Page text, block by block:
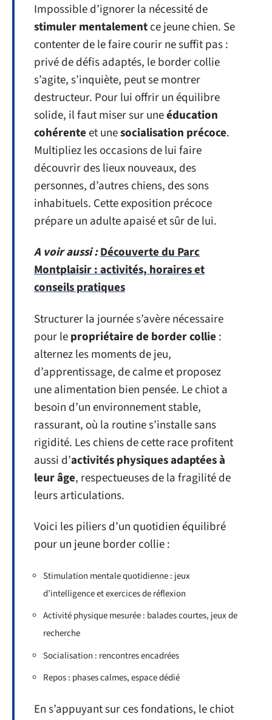
Impossible d’ignorer la nécessité de
stimuler mentalementce jeune chien. Se
contenter de le faire courir ne suffit pas :
privé de défis adaptés, le border collie
s’agite, s’inquiète, peut se montrer
destructeur. Pour lui offrir un équilibre
solide, il faut miser sur uneéducation
cohérenteet unesocialisation précoce.
Multipliez les occasions de lui faire
découvrir des lieux nouveaux, des
personnes, d’autres chiens, des sons
inhabituels. Cette exposition précoce
prépare un adulte apaisé et sûr de lui.
A voir aussi :Découverte du Parc
Montplaisir : activités, horaires et
conseils pratiques
Structurer la journée s’avère nécessaire
pour lepropriétaire de border collie :
alternez les moments de jeu,
d’apprentissage, de calme et proposez
une alimentation bien pensée. Le chiot a
besoin d’un environnement stable,
rassurant, où la routine s’installe sans
rigidité. Les chiens de cette race profitent
aussi d’activités physiques adaptées à
leur âge, respectueuses de la fragilité de
leurs articulations.
Voici les piliers d’un quotidien équilibré
pour un jeune border collie :
Stimulation mentale quotidienne : jeux
d’intelligence et exercices de réflexion
Activité physique mesurée : balades courtes, jeux de
recherche
Socialisation : rencontres encadrées
Repos : phases calmes, espace dédié
En s’appuyant sur ces fondations, le chiot